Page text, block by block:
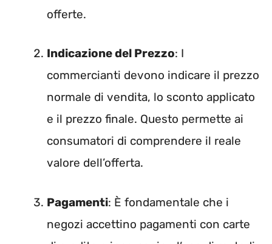
offerte.
Indicazione del Prezzo: I
commercianti devono indicare il prezzo
normale di vendita, lo sconto applicato
e il prezzo finale. Questo permette ai
consumatori di comprendere il reale
valore dell’offerta.
Pagamenti: È fondamentale che i
negozi accettino pagamenti con carte